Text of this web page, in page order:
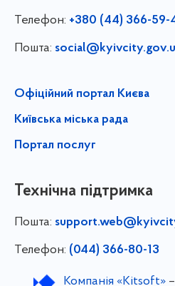
Телефон: +380 (44) 366-59-
Пошта:
Офіційний портал Києва
Київська міська рада
Портал послуг
Технічна підтримка
Пошта:
Телефон: (044) 366-80-13
Компанія «Kitsoft»–